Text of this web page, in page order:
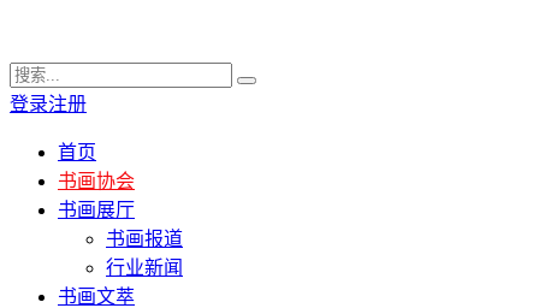
登录注册
首页
书画协会
书画展厅
书画报道
行业新闻
书画文萃